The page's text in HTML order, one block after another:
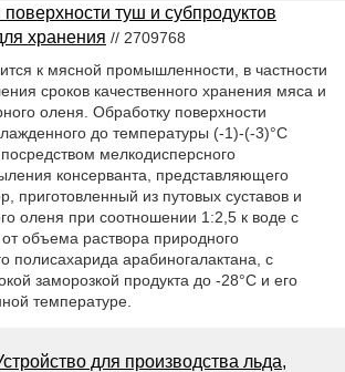
туш и субпродуктов
хранения // 2709768
к мясной промышленности, в частности
сроков качественного хранения мяса и
оленя. Обработку поверхности
до температуры (-1)-(-3)°С
мелкодисперсного
консерванта, представляющего
приготовленный из путовых суставов и
оленя при соотношении 1:2,5 к воде с
объема раствора природного
полисахарида арабиногалактана, с
заморозкой продукта до -28°С и его
температуре.
для производства льда,